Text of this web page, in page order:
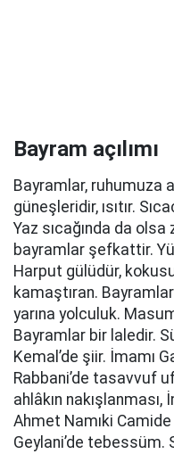
Bayram açılımı
Bayramlar, ruhumuza
güneşleridir, ısıtır.
Yaz sıcağında da
bayramlar şefkattir.
Harput gülüdür,
kamaştıran.
yarına yolculuk.
Bayramlar bir laledir.
Kemal’de şiir. İmamı
Rabbani’de tasavvuf
ahlâkın nakışlanması,
Ahmet Namıki
Geylani’de tebessüm.